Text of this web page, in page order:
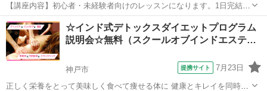
【講座内容】初心者・未経験者向けのレッスンになります。1日完結3
時間！ご自宅で気軽にセルフジェルネイルが楽しめるようになるレッ
スンです。デザインは特に指定が無ければ、未経験・初心者の方でも
簡単なラメグラデーションを予定。オフ...
兵庫 神戸市 ネイル
☆インド式デトックスダイエットプログラム
説明会☆無料（スクールオブインドエステ…
神戸市 提携サイト 7月23日
正しく栄養をとって美味しく食べて痩せる体に 健康とキレイを同時に